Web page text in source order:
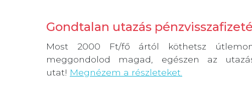
Gondtalan utazás
Most 2000 Ft/fő ártól köthetsz
meggondolod magad, egészen az
utat! Megnézem a részleteket.